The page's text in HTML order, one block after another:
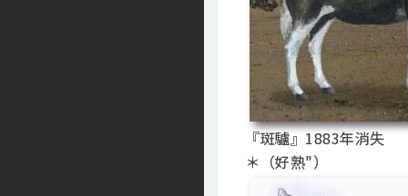
『斑驢』1883年消失
＊（好熟"）